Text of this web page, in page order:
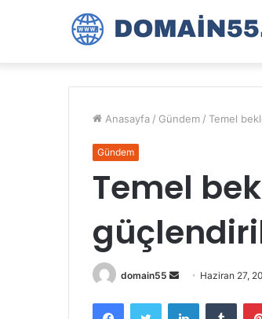
Anasayfa / Gündem / Temel
Gündem
Temel
domain55
Bir
posta
Haziran 27,
FacebookTwitter LinkedIn